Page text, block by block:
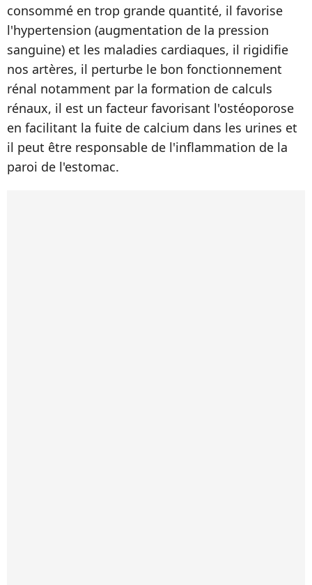
consommé en trop grande quantité, il favorise
l'hypertension (augmentation de la pression
sanguine) et les maladies cardiaques, il rigidifie
nos artères, il perturbe le bon fonctionnement
rénal notamment par la formation de calculs
rénaux, il est un facteur favorisant l'ostéoporose
en facilitant la fuite de calcium dans les urines et
il peut être responsable de l'inflammation de la
paroi de l'estomac.